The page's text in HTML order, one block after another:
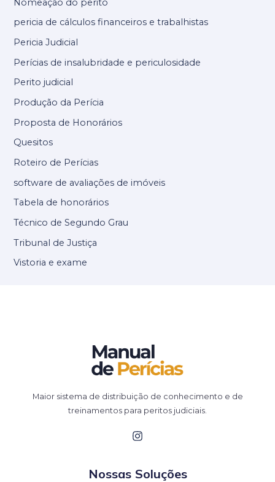
Nomeação do perito
pericia de cálculos financeiros e trabalhistas
Pericia Judicial
Perícias de insalubridade e periculosidade
Perito judicial
Produção da Perícia
Proposta de Honorários
Quesitos
Roteiro de Perícias
software de avaliações de imóveis
Tabela de honorários
Técnico de Segundo Grau
Tribunal de Justiça
Vistoria e exame
Maior sistema de distribuição de conhecimento e de
treinamentos para peritos judiciais.
Nossas Soluções